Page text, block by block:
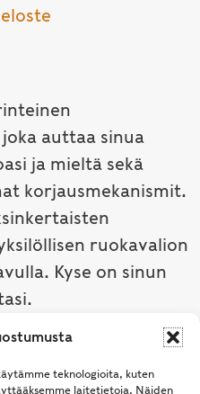
teknologioita, kuten
laitetietoja. Näiden
auttaa sinua
ja mieltä sekä
korjausmekanismit.
ruokavalion
Kyse on sinun